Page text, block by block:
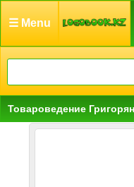
☰ Menu
Товароведение